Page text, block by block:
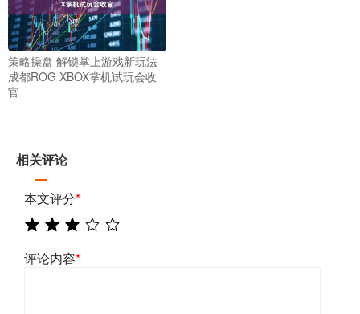
策略操盘 解锁掌上游戏新玩法
成都ROG XBOX掌机试玩会收
官
相关评论
本文评分*
评论内容*